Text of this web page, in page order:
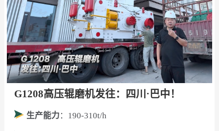
G1208高压辊磨机发往：四川·巴中！
生产能力 ：190-310t/h